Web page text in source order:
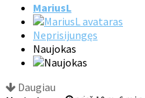
MariusL
Neprisijungęs
Naujokas
Daugiau